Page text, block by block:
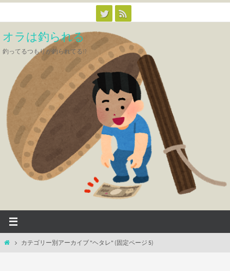
ン
テ
ン
ッ
オラは釣られる
釣ってるつもりが釣られてる!?
ホ カテゴリー別アーカイブ "ヘタレ" (固定ページ 5)